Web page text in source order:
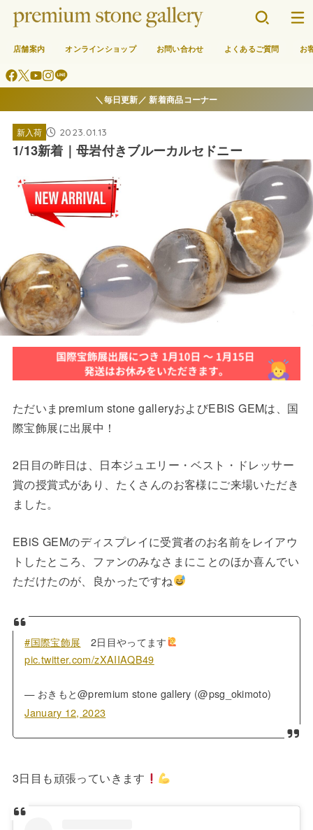
店舗案内 オンラインショップ お問い合わせ よくあるご質問 お
＼毎日更新／ 新着商品コーナー
新入荷 2023.01.13
1/13新着｜母岩付きブルーカルセドニー
ただいまpremium stone galleryおよびEBiS GEMは、国
際宝飾展に出展中！
2日目の昨日は、日本ジュエリー・ベスト・ドレッサー
賞の授賞式があり、たくさんのお客様にご来場いただき
ました。
EBiS GEMのディスプレイに受賞者のお名前をレイアウ
トしたところ、ファンのみなさまにことのほか喜んでい
ただけたのが、良かったですね
#国際宝飾展 2日目やってます
pic.twitter.com/zXAIIAQB49
— おきもと@premium stone gallery (@psg_okimoto)
January 12, 2023
3日目も頑張っていきます